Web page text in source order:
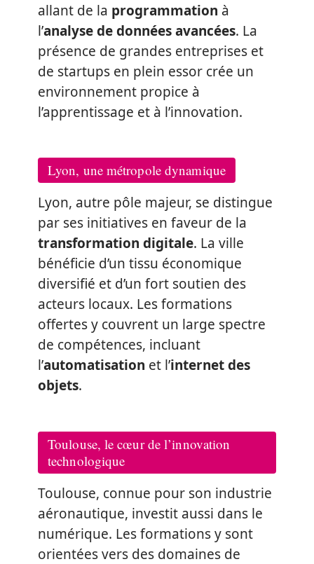
allant de la programmation à
l’analyse de données avancées. La
présence de grandes entreprises et
de startups en plein essor crée un
environnement propice à
l’apprentissage et à l’innovation.
Lyon, une métropole dynamique
Lyon, autre pôle majeur, se distingue
par ses initiatives en faveur de la
transformation digitale. La ville
bénéficie d’un tissu économique
diversifié et d’un fort soutien des
acteurs locaux. Les formations
offertes y couvrent un large spectre
de compétences, incluant
l’automatisation et l’internet des
objets.
Toulouse, le cœur de l’innovation
technologique
Toulouse, connue pour son industrie
aéronautique, investit aussi dans le
numérique. Les formations y sont
orientées vers des domaines de